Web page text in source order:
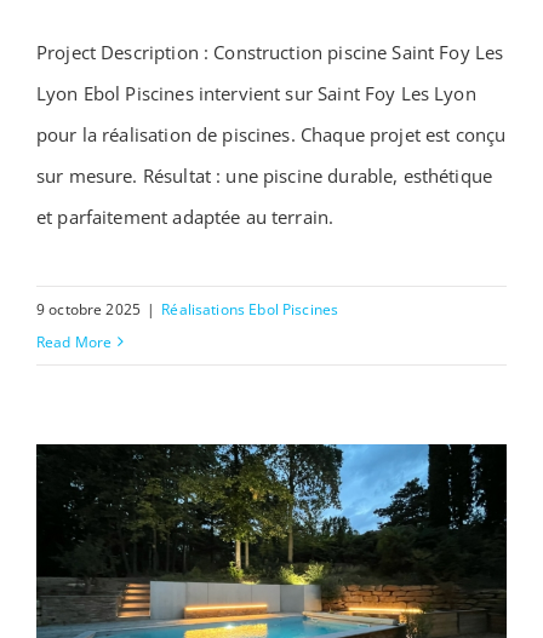
Construction piscine Saint Foy Les Lyon
Project Description : Construction piscine Saint Foy Les
Lyon Ebol Piscines intervient sur Saint Foy Les Lyon
pour la réalisation de piscines. Chaque projet est conçu
sur mesure. Résultat : une piscine durable, esthétique
et parfaitement adaptée au terrain.
9 octobre 2025 | Réalisations Ebol Piscines
Read More